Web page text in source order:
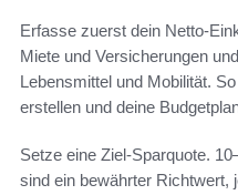
Erfasse zuerst dein Netto-
Miete und Versicherungen
Lebensmittel und Mobilität.
erstellen und deine
Setze eine Ziel-Sparquote.
sind ein bewährter Richtwert,